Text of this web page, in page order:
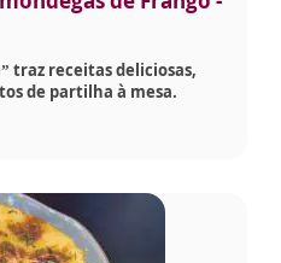
traz receitas deliciosas,
de partilha à mesa.